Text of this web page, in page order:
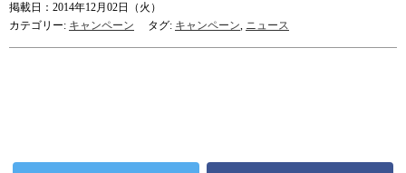
掲載日：2014年12月02日（火）
カテゴリー: キャンペーン タグ: キャンペーン, ニュース